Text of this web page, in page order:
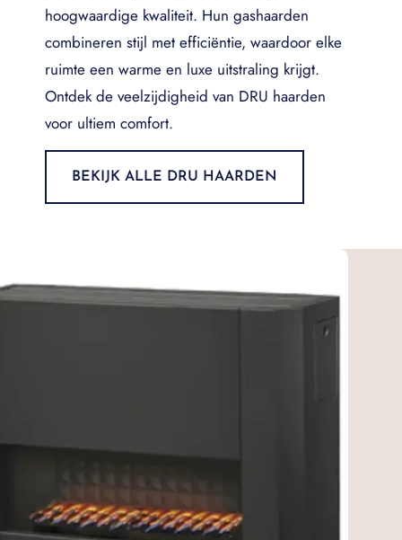
hoogwaardige kwaliteit. Hun gashaarden
combineren stijl met efficiëntie, waardoor elke
ruimte een warme en luxe uitstraling krijgt.
Ontdek de veelzijdigheid van DRU haarden
voor ultiem comfort.
BEKIJK ALLE DRU HAARDEN